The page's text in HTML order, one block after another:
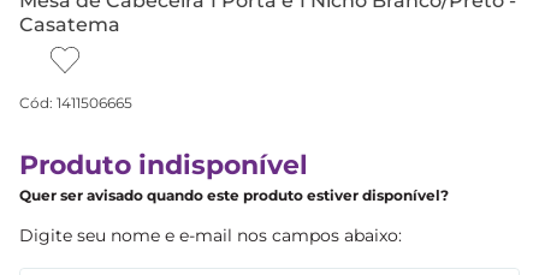
Casatema
Cód: 1411506665
Produto indisponível
Quer ser avisado quando este produto estiver disponível?